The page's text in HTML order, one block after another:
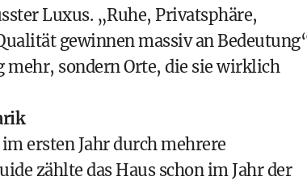
Luxus. „Ruhe, Privatsphäre,
gewinnen massiv an
mehr, sondern Orte, die sie wirklich
ersten Jahr durch mehrere
zählte das Haus schon im Jahr der